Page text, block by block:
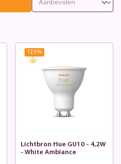
12.5%
Lichtbron Hue GU10 - 4,2W
- White Ambiance